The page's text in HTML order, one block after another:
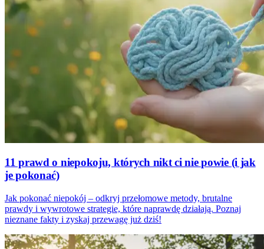
11 prawd o niepokoju, których nikt ci nie powie (i jak
je pokonać)
Jak pokonać niepokój – odkryj przełomowe metody, brutalne
prawdy i wywrotowe strategie, które naprawdę działają. Poznaj
nieznane fakty i zyskaj przewagę już dziś!